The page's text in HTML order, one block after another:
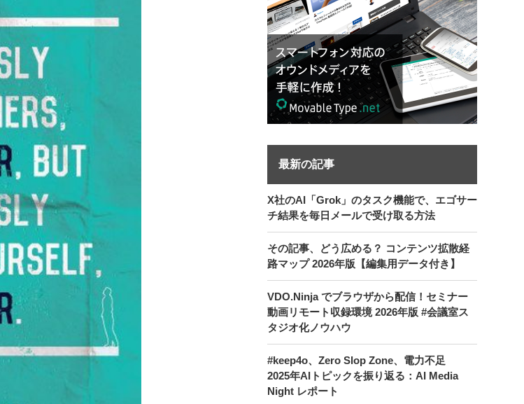
最新の記事
X社のAI「Grok」のタスク機能で、エゴサー
チ結果を毎日メールで受け取る方法
その記事、どう広める？ コンテンツ拡散経
路マップ 2026年版【編集用データ付き】
VDO.Ninja でブラウザから配信！セミナー
動画リモート収録環境 2026年版 #会議室ス
タジオ化ノウハウ
#keep4o、Zero Slop Zone、電力不足
2025年AIトピックを振り返る：AI Media
Night レポート